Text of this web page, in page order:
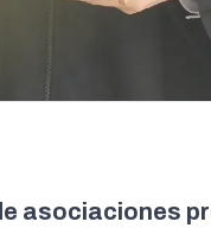
asociaciones